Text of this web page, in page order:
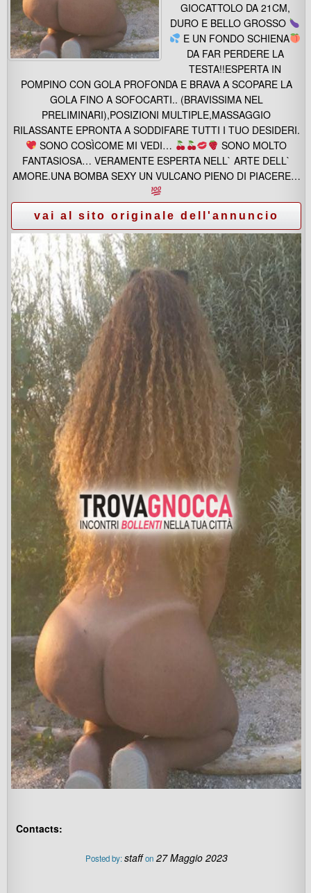
GIOCATTOLO DA 21CM,
DURO E BELLO GROSSO
E UN FONDO SCHIENA
DA FAR PERDERE LA
TESTA!!ESPERTA IN
POMPINO CON GOLA PROFONDA E BRAVA A SCOPARE LA
GOLA FINO A SOFOCARTI.. (BRAVISSIMA NEL
PRELIMINARI),POSIZIONI MULTIPLE,MASSAGGIO
RILASSANTE EPRONTA A SODDIFARE TUTTI I TUO DESIDERI.
SONO COSÌCOME MI VEDI…
SONO MOLTO
FANTASIOSA… VERAMENTE ESPERTA NELL` ARTE DELL`
AMORE.UNA BOMBA SEXY UN VULCANO PIENO DI PIACERE…
Contacts:
Posted by:staff on 27 Maggio 2023